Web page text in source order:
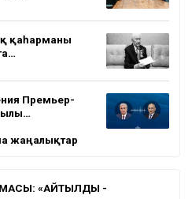
қаһарманы
Премьер-
жаңалықтар
«АЙТЫЛДЫ -